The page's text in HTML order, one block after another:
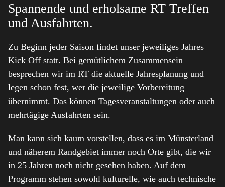
Spannende und erholsame RT Treffen
und Ausfahrten.
Zu Beginn jeder Saison findet unser jeweiliges Jahres
Kick Off statt. Bei gemütlichem Zusammensein
besprechen wir im RT die aktuelle Jahresplanung und
legen schon fest, wer die jeweilige Vorbereitung
übernimmt. Das können Tagesveranstaltungen oder auch
mehrtägige Ausfahrten sein.
Man kann sich kaum vorstellen, dass es im Münsterland
und näherem Randgebiet immer noch Orte gibt, die wir
in 25 Jahren noch nicht gesehen haben. Auf dem
Programm stehen sowohl kulturelle, wie auch technische